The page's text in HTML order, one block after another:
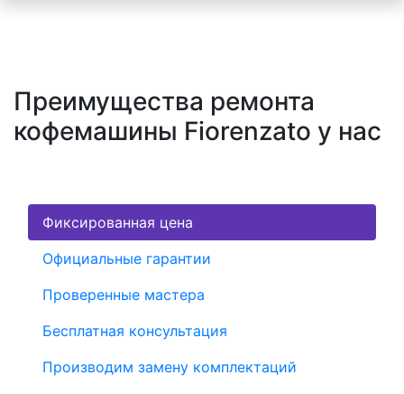
Преимущества ремонта
кофемашины Fiorenzato у нас
Фиксированная цена
Официальные гарантии
Проверенные мастера
Бесплатная консультация
Производим замену комплектаций